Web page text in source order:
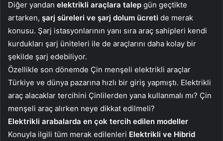
Diğer yandan elektrikli araçlara talep gün geçtikte
artarken, şarj süreleri ve şarj dolum ücreti de merak
konusu. Şarj istasyonlarının yanı sıra araç sahipleri kendi
kurdukları şarj üniteleri ile de araçlarını daha kolay bir
şekilde şarj edebiliyor.
Özellikle son dönemde Çin menşeli elektrikli araçlar
Türkiye ve dünya pazarına hızlı bir giriş yapmıştı. Elektrikli
araç alacaklar tercihini Çinlilerden yana kullanmalı mı? Çin
menşeli araç alırken neye dikkat edilmeli?
Elektrikli arabalarda en çok tercih edilen modeller
Konuyla ilgili tüm merak edilenleri Elektrikli ve Hibrid